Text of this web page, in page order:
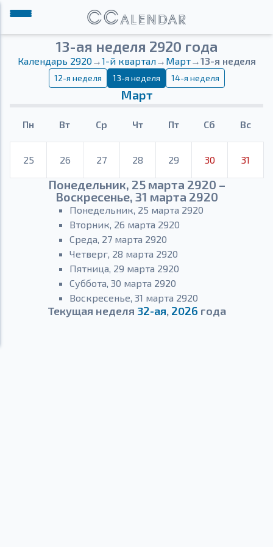
13-ая неделя 2920 года
Календарь 2920→1-й квартал→ Март→13-я неделя
12-я неделя 13-я неделя 14-я неделя
Март
Пн Вт Ср Чт Пт Сб Вс
25 26 27 28 29 30 31
Понедельник, 25 марта 2920 –
Воскресенье, 31 марта 2920
Понедельник, 25 марта 2920
Вторник, 26 марта 2920
Среда, 27 марта 2920
Четверг, 28 марта 2920
Пятница, 29 марта 2920
Суббота, 30 марта 2920
Воскресенье, 31 марта 2920
Текущая неделя 32-ая, 2026 года